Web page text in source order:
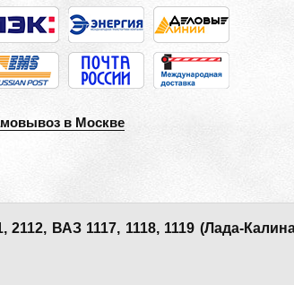
в Москве
ВАЗ 1117, 1118, 1119 (Лада-